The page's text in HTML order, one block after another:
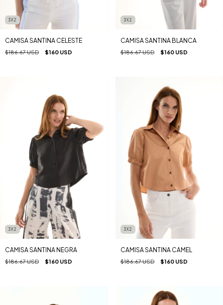
3X2
CAMISA SANTINA CELESTE
$186.67 USD $160 USD
3X2
CAMISA SANTINA BLANCA
$186.67 USD $160 USD
3X2
CAMISA SANTINA NEGRA
$186.67 USD $160 USD
3X2
CAMISA SANTINA CAMEL
$186.67 USD $160 USD